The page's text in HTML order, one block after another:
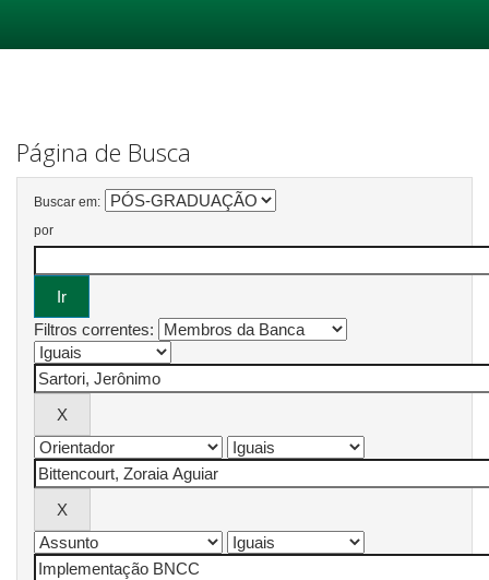
Página de Busca
Buscar em:
por
Filtros correntes: